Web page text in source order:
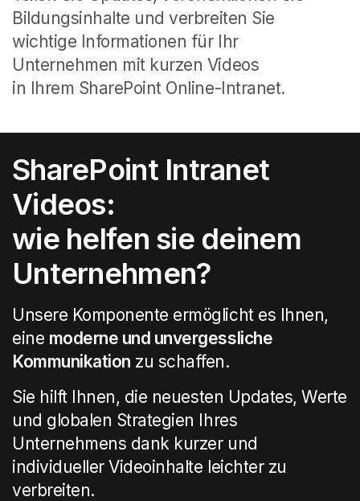
Bildungsinhalte und verbreiten Sie
wichtige Informationen für Ihr
Unternehmen mit kurzen Videos
in Ihrem SharePoint Online-Intranet.
SharePoint Intranet
Videos:
wie helfen sie deinem
Unternehmen?
Unsere Komponente ermöglicht es Ihnen,
eine moderne und unvergessliche
Kommunikation zu schaffen.
Sie hilft Ihnen, die neuesten Updates, Werte
und globalen Strategien Ihres
Unternehmens dank kurzer und
individueller Videoinhalte leichter zu
verbreiten.